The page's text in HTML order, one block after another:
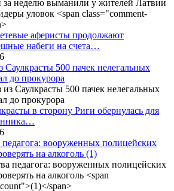
аферисты продолжают
набеги на счета…
Саулкрасты 500 пачек нелегальных
до прокурора
в сторону Риги обернулась для
вооруженных полицейских
на алкоголь (1)